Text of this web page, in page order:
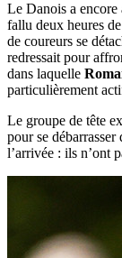
Le Danois a
fallu deux heures
de coureurs se
redressait pour
dans laquelle
particulièrement
Le groupe de tête
pour se
l’arrivée : ils n’ont